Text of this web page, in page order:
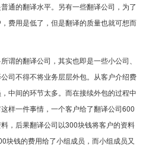
通的翻译水平。另有一些翻译公司，为了
费用是低了，但是翻译的质量也就可想而
的翻译公司，其实也即是一些小公司、
司不得不将业务层层外包。从客户介绍费
中间的环节太多。而在接续外包的过程中
样一件事情，一个客户给了翻译公司600
，后果翻译公司以300块钱将客户的资料
块钱的费用给了小组成员，而小组成员又